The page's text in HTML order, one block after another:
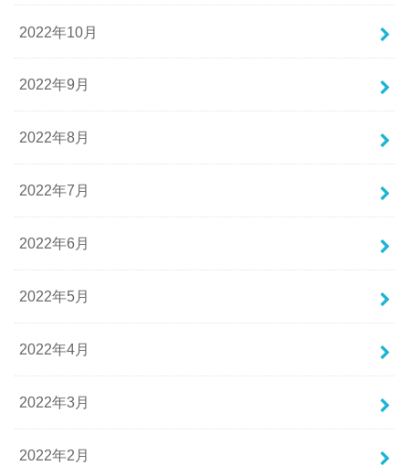
2022年10月
2022年9月
2022年8月
2022年7月
2022年6月
2022年5月
2022年4月
2022年3月
2022年2月